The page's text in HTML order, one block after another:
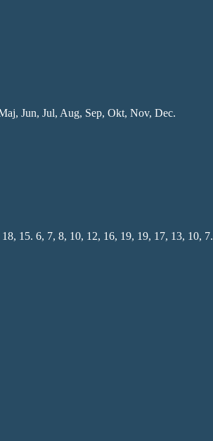
Jun, Jul, Aug, Sep, Okt, Nov, Dec.
15. 6, 7, 8, 10, 12, 16, 19, 19, 17, 13, 10, 7.